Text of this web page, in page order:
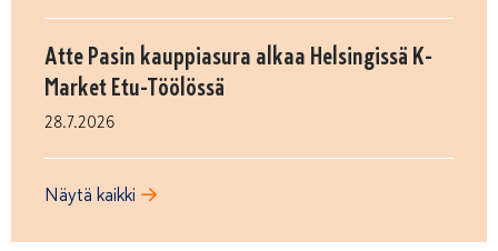
Atte Pasin kauppiasura alkaa Helsingissä K-
Market Etu-Töölössä
28.7.2026
Näytä kaikki